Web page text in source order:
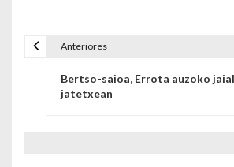
Anteriores
Bertso-saioa, Errota auzoko
jatetxean